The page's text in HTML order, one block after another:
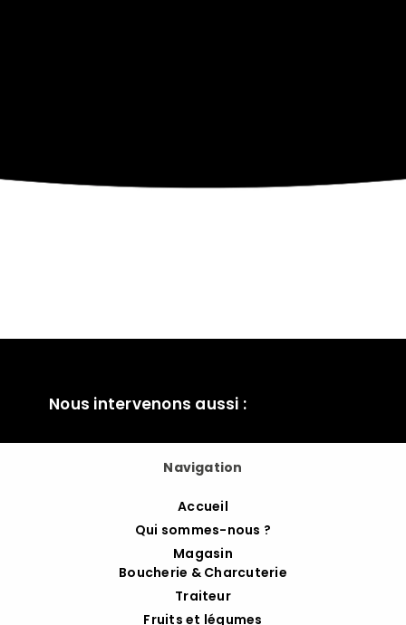
Nous intervenons aussi :
Navigation
Accueil
Qui sommes-nous ?
Magasin
Boucherie & Charcuterie
Traiteur
Fruits et légumes